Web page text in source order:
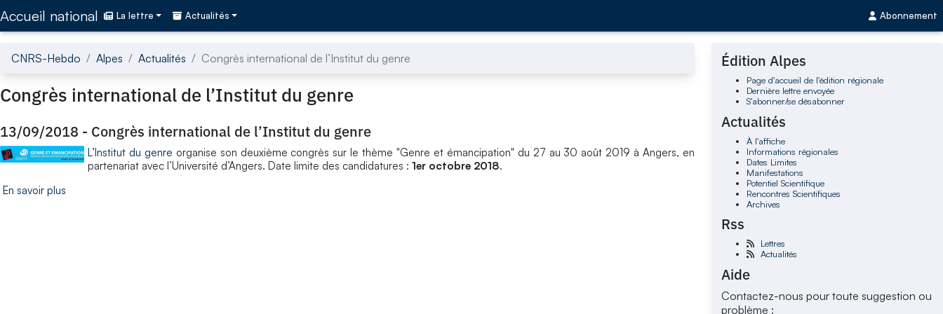
Accueil national La lettre Actualités Abonnement
CNRS-Hebdo Alpes Actualités Congrès international de l’Institut du genre
Congrès international de l’Institut du genre
13/09/2018 - Congrès international de l’Institut du genre
L’Institut du genre organise son deuxième congrès sur le thème "Genre et émancipation" du 27 au 30 août 2019 à Angers, en
partenariat avec l’Université d’Angers. Date limite des candidatures : 1er octobre 2018.
En savoir plus
Édition Alpes
Page d'accueil de l'édition régionale
Dernière lettre envoyée
S'abonner/se désabonner
Actualités
À l'affiche
Informations régionales
Dates Limites
Manifestations
Potentiel Scientifique
Rencontres Scientifiques
Archives
Rss
Lettres
Actualités
Aide
Contactez-nous pour toute suggestion ou
problème :